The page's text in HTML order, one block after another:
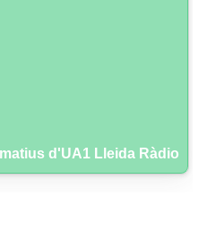
d'UA1 Lleida Ràdio